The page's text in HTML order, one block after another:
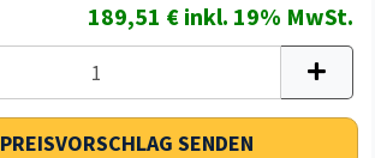
189,51 € inkl. 19% MwSt.
PREISVORSCHLAG SENDEN